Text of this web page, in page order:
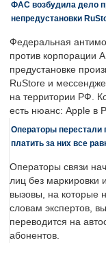
ФАС возбудила дело
непредустановки
Федеральная
против корпорации
предустановке
RuStore и
на территории РФ.
есть нюанс: Apple в
Операторы перестали
платить за них все
Операторы связи
лиц без маркировки
вызовы, на которые
словам экспертов,
переводится на
абонентов.